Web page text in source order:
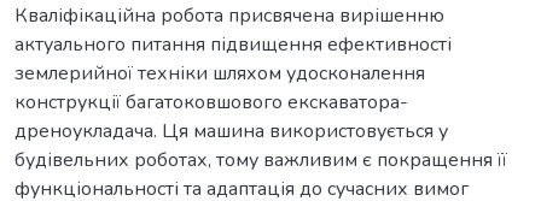
Кваліфікаційна робота присвячена вирішенню
актуального питання підвищення ефективності
землерийної техніки шляхом удосконалення
конструкції багатоковшового екскаватора-
дреноукладача. Ця машина використовується у
будівельних роботах, тому важливим є покращення її
функціональності та адаптація до сучасних вимог